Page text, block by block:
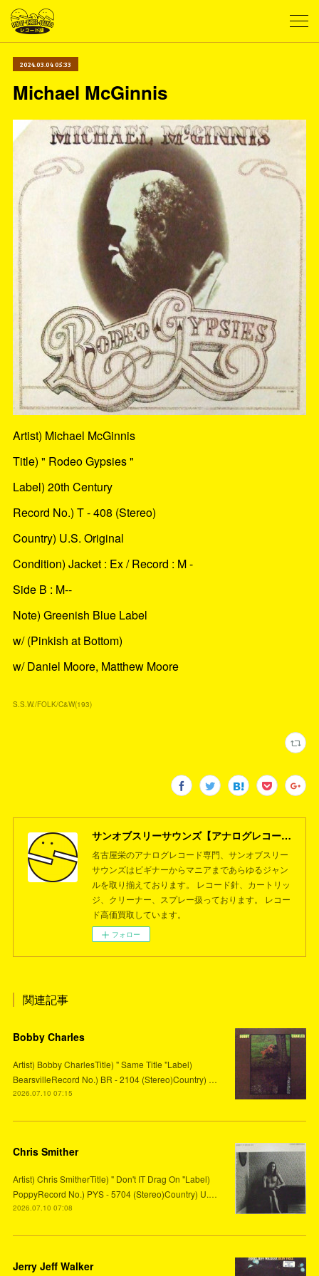
2024.03.04 05:33
Michael McGinnis
Artist) Michael McGinnis
Title) " Rodeo Gypsies "
Label) 20th Century
Record No.) T - 408 (Stereo)
Country) U.S. Original
Condition) Jacket : Ex / Record : M -
Side B : M--
Note) Greenish Blue Label
w/ (Pinkish at Bottom)
w/ Daniel Moore, Matthew Moore
S.S.W./FOLK/C&W(193)
サンオブスリーサウンズ【アナログレコード専門店】名古屋栄
名古屋栄のアナログレコード専門、サンオブスリー
サウンズはビギナーからマニアまであらゆるジャン
ルを取り揃えております。 レコード針、カートリッ
ジ、クリーナー、スプレー扱っております。 レコー
ド高価買取しています。
フォロー
関連記事
Bobby Charles
Artist) Bobby CharlesTitle) " Same Title "Label)
BearsvilleRecord No.) BR - 2104 (Stereo)Country) …
2026.07.10 07:15
Chris Smither
Artist) Chris SmitherTitle) " Don't IT Drag On "Label)
PoppyRecord No.) PYS - 5704 (Stereo)Country) U.…
2026.07.10 07:08
Jerry Jeff Walker